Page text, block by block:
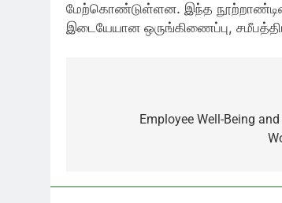
மேற்கொண்டுள்ளன. இந்த நூற்றாண்டின்
இடையேயான ஒருங்கிணைப்பு,
navigationEmployee Well-Being